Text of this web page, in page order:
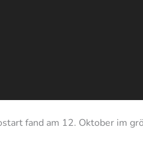
fand am 12. Oktober im